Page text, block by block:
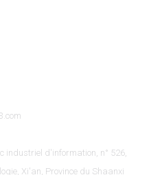
industriel d'information, n° 526,
Xi'an, Province du Shaanxi